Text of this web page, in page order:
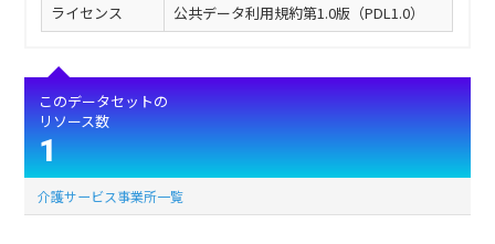
ライセンス
公共データ利用規約第1.0版（PDL1.0）
このデータセットの
リソース数
1
介護サービス事業所一覧